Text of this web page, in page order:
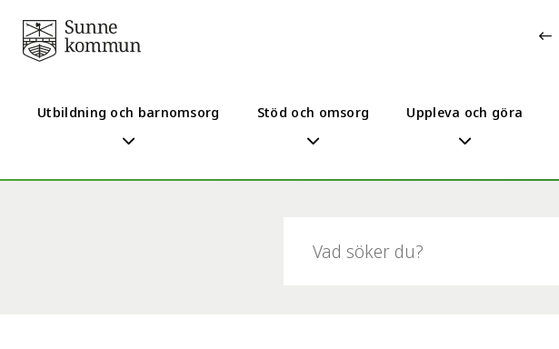
Utbildning och barnomsorg Stöd och omsorg Uppleva och göra